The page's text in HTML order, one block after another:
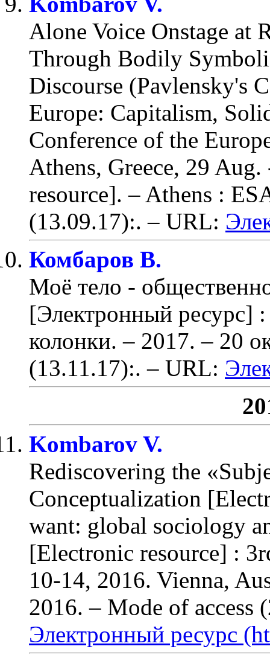
Alone Voice Onstage at
Through Bodily
Discourse (Pavlensky's
Europe: Capitalism,
Conference of the
Athens, Greece, 29
resource]. – Athens :
(13.09.17):. – URL:
Комбаров В.
Моё тело -
[Электронный ресурс]
колонки. – 2017. – 20
(13.11.17):. – URL:
Kombarov V.
Rediscovering the
Conceptualization
want: global sociology
[Electronic resource] :
10-14, 2016. Vienna,
2016. – Mode of access
Электронный ресурс